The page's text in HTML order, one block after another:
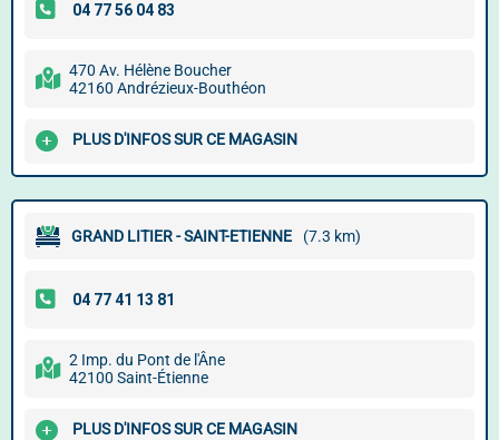
470 Av. Hélène Boucher
42160 Andrézieux-Bouthéon
PLUS D'INFOS SUR CE MAGASIN
GRAND LITIER - SAINT-ETIENNE (7.3 km)
2 Imp. du Pont de l'Âne
42100 Saint-Étienne
PLUS D'INFOS SUR CE MAGASIN